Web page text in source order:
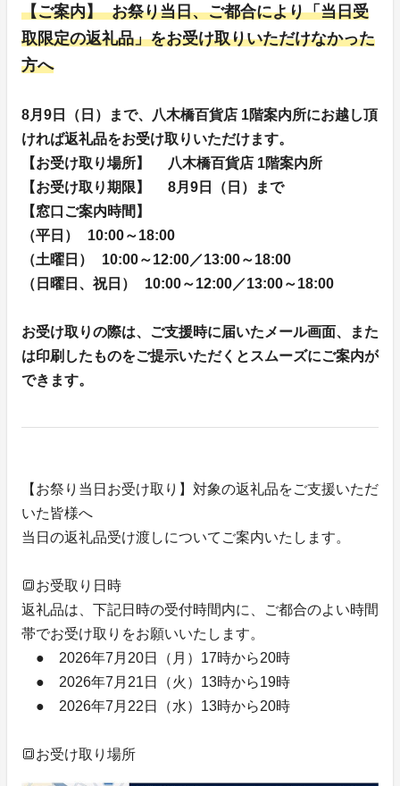
【ご案内】 お祭り当日、ご都合により「当日受
取限定の返礼品」をお受け取りいただけなかった
方へ
8月9日（日）まで、八木橋百貨店 1階案内所にお越し頂
ければ返礼品をお受け取りいただけます。
【お受け取り場所】 八木橋百貨店 1階案内所
【お受け取り期限】 8月9日（日）まで
【窓口ご案内時間】
（平日） 10:00～18:00
（土曜日） 10:00～12:00／13:00～18:00
（日曜日、祝日） 10:00～12:00／13:00～18:00
お受け取りの際は、ご支援時に届いたメール画面、また
は印刷したものをご提示いただくとスムーズにご案内が
できます。
【お祭り当日お受け取り】対象の返礼品をご支援いただ
いた皆様へ
当日の返礼品受け渡しについてご案内いたします。
🔳お受取り日時
返礼品は、下記日時の受付時間内に、ご都合のよい時間
帯でお受け取りをお願いいたします。
● 2026年7月20日（月）17時から20時
● 2026年7月21日（火）13時から19時
● 2026年7月22日（水）13時から20時
🔳お受け取り場所